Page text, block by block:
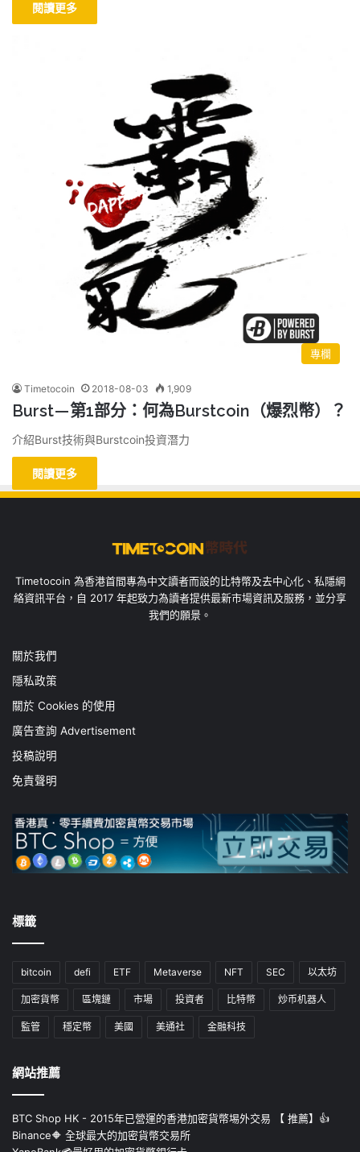
閱讀更多
專欄
Timetocoin 2018-08-03 1,909
Burst — 第1部分：何為Burstcoin（爆烈幣）？
介紹Burst技術與Burstcoin投資潛力
閱讀更多
Timetocoin 為香港首間專為中文讀者而設的比特幣及去中心化、私隱網
絡資訊平台，自 2017 年起致力為讀者提供最新市場資訊及服務，並分享
我們的願景。
關於我們
隱私政策
關於 Cookies 的使用
廣告查詢 Advertisement
投稿說明
免責聲明
標籤
bitcoin defi ETF Metaverse NFT SEC 以太坊
加密貨幣 區塊鏈 市場 投資者 比特幣 炒币机器人
監管 穩定幣 美國 美通社 金融科技
網站推薦
BTC Shop HK - 2015年已營運的香港加密貨幣埸外交易 【 推薦】👍
Binance🔶 全球最大的加密貨幣交易所